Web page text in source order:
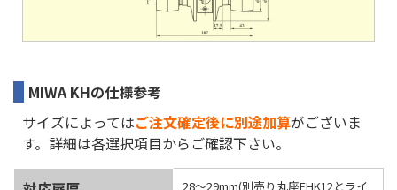
MIWA KHの仕様参考
サイズによってはご注文確定後に別途加算がございま
す。詳細は各選択項目からご確認下さい。
28～29mm(別売り丸座EHK12とライ